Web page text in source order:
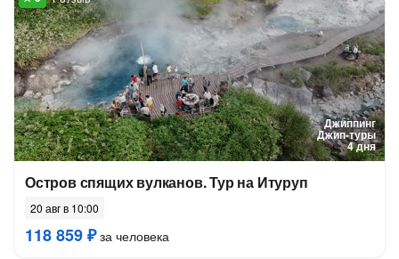
Джиппинг
Джип-туры
4 дня
Остров спящих вулканов. Тур на Итуруп
20 авг в 10:00
118 859 ₽за человека